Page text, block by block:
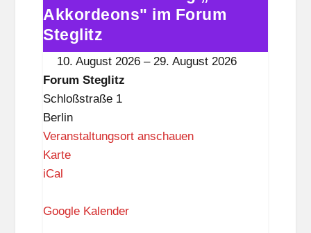
e
g
l
i
t
z
„600
Akkordeons"
im
Forum
Steglitz
Akkordeons" im Forum
Steglitz
10. August 2026 – 29. August 2026
Forum Steglitz
Schloßstraße 1
Berlin
Veranstaltungsort anschauen
KarteF
u
iCal
Google Kalender